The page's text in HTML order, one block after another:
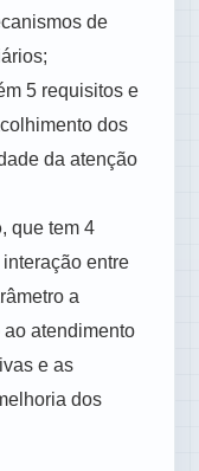
de
5 requisitos e
dos
da atenção
, que tem 4
entre
a
atendimento
e as
dos